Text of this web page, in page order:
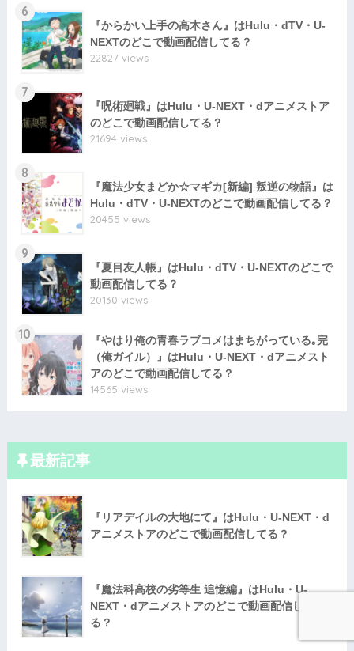
6
『からかい上手の高木さん』はHulu・dTV・U-
NEXTのどこで動画配信してる？
22827 views
7
『呪術廻戦』はHulu・U-NEXT・dアニメストア
のどこで動画配信してる？
21694 views
8
『魔法少女まどか☆マギカ[新編] 叛逆の物語』は
Hulu・dTV・U-NEXTのどこで動画配信してる？
20455 views
9
『夏目友人帳』はHulu・dTV・U-NEXTのどこで
動画配信してる？
20130 views
10
『やはり俺の青春ラブコメはまちがっている｡完
（俺ガイル）』はHulu・U-NEXT・dアニメスト
アのどこで動画配信してる？
14565 views
最新記事
『リアデイルの大地にて』はHulu・U-NEXT・d
アニメストアのどこで動画配信してる？
『魔法科高校の劣等生 追憶編』はHulu・U-
NEXT・dアニメストアのどこで動画配信して
る？